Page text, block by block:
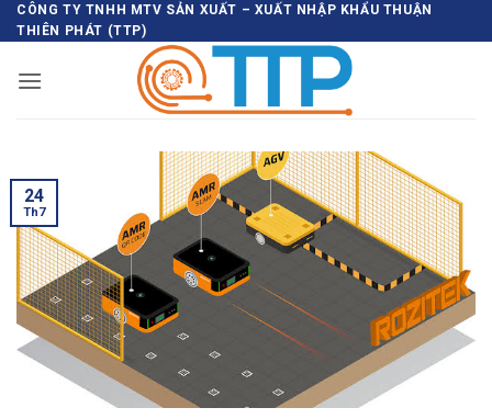
Bỏ
qua
dung
CÔNG TY TNHH MTV SẢN XUẤT – XUẤT NHẬP KHẨU THUẬN
THIÊN PHÁT (TTP)
24
Th7